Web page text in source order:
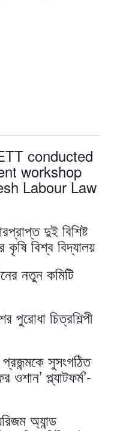
conducted
workshop
Labour Law
দুই বিশিষ্ট
কৃষি বিশ্ব বিদ্যালয়
নতুন কমিটি
পুরোধা চিত্রশিল্পী
সুসংগঠিত
প্ল্যাটফর্ম’-
অ্যান্ড